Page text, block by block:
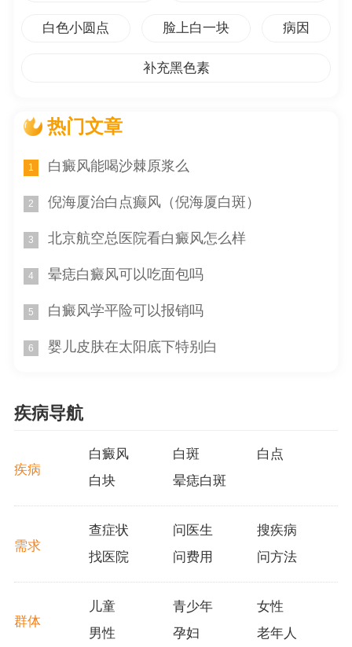
题的人常常产生的疑问。在本篇文章中，我们将从多个角
让我们了解一下白班的定义和特征。白班是一种常见
域变白的现象，可能会在身体的不同部位出现，包括腿部
和背部。这些白斑可能是由于色素细胞的损伤或脱失引起
腿上后背起白斑有很多可能的原因，其中包括遗传因
素、自身免疫问题、环境因素等。遗传因素可能是家族中
致免疫系统攻击色素细胞，造成白斑的形成。环境因素如
3. 血毒与白班的关系
的状态。与白班有关的血毒属于中医范畴，和现代医学对
皮肤病的定义和诊断方式有所不同。根据调查和调查目前
虽然我们不能确定白班是由血毒引起的，但我们可以
提供一些建议来维护健康的皮肤。保持健康的生活方式非
免受紫外线辐射的损害，使用防晒霜和避免在阳光强烈时
暴露于外界。避免使用刺激性化妆品和洗浴用品，选择对
白色小圆点 脸上白一块 病因
补充黑色素
热门文章
1 白癜风能喝沙棘原浆么
2 倪海厦治白点癫风（倪海厦白斑）
3 北京航空总医院看白癜风怎么样
4 晕痣白癜风可以吃面包吗
5 白癜风学平险可以报销吗
6 婴儿皮肤在太阳底下特别白
疾病导航
疾病
白癜风 白斑
白点
白块
晕痣白斑
需求
查症状 问医生
搜疾病
找医院
问费用 问方法
群体
儿童 青少年
女性
男性
孕妇 老年人